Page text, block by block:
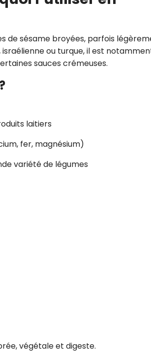
de sésame broyées, parfois
israélienne ou turque, il est
sauces crémeuses.
laitiers
fer, magnésium)
variété de légumes
végétale et digeste.
Votre adresse email sera utilisée par Digital Prisma